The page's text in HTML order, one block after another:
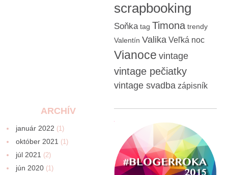
scrapbooking
Soňka tag Timona trendy
Valentín Valika Veľká noc
Vianoce vintage
vintage pečiatky
vintage svadba zápisník
ARCHÍV
január 2022 (1)
október 2021 (1)
júl 2021 (2)
jún 2020 (1)